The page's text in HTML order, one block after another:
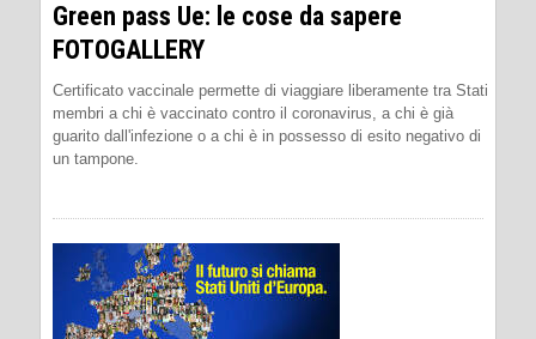
Green pass Ue: le cose da sapere
FOTOGALLERY
Certificato vaccinale permette di viaggiare liberamente tra Stati
membri a chi è vaccinato contro il coronavirus, a chi è già
guarito dall'infezione o a chi è in possesso di esito negativo di
un tampone.